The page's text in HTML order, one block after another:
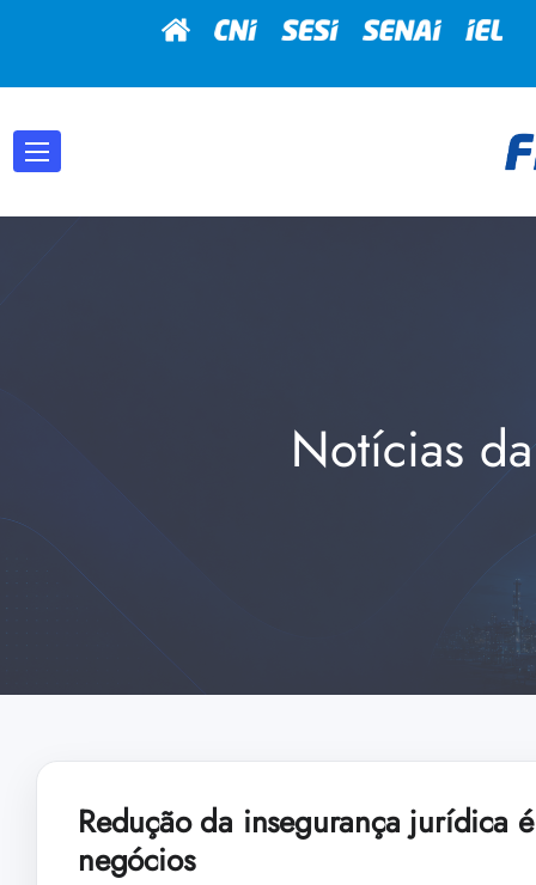
Notícias
Redução da insegurança jurídica
negócios